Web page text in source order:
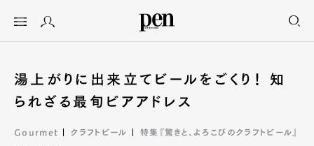
湯上がりに出来立てビールをごくり！ 知
られざる最旬ビアアドレス
Gourmet クラフトビール 特集『驚きと、よろこびのクラフトビール』